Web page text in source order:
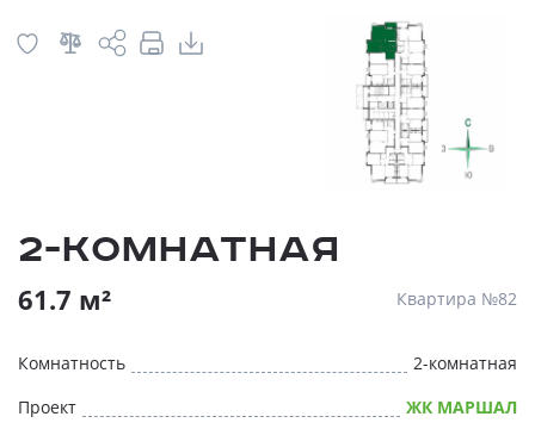
2-комнатная
61.7 м² Квартира №82
Комнатность
2-комнатная
Проект
ЖК МАРШАЛ